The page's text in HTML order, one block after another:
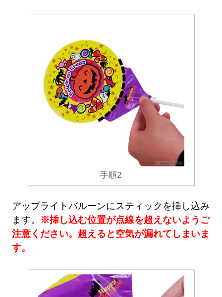
手順2
アップライトバルーンにスティックを挿し込み
ます。 ※挿し込む位置が点線を超えないようご
注意ください。超えると空気が漏れてしまいま
す。